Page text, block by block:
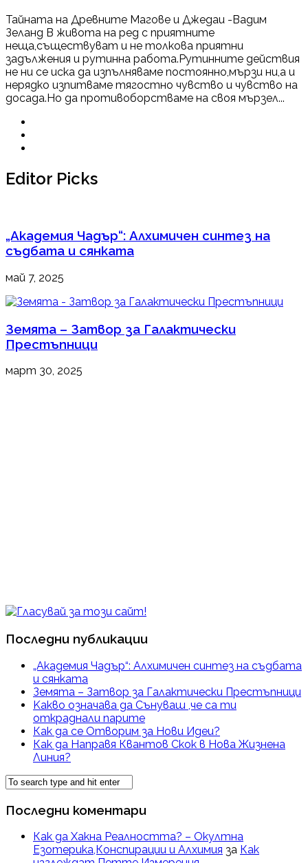
Тайната на Древните Магове и Джедаи -Вадим
Зеланд В живота на ред с приятните
неща,съществуват и не толкова приятни
задължения и рутинна работа.Рутинните действия
не ни се иска да изпълняваме постоянно,мързи ни,а и
нерядко изпитваме тягостно чувство и чувство на
досада.Но да противоборстваме на своя мързел...
Editor Picks
„Академия Чадър“: Алхимичен синтез на
съдбата и сянката
май 7, 2025
Земята – Затвор за Галактически
Престъпници
март 30, 2025
Последни публикации
„Академия Чадър“: Алхимичен синтез на съдбата
и сянката
Земята – Затвор за Галактически Престъпници
Kакво означава да Сънуваш ,че са ти
откраднали парите
Как да се Отворим за Нови Идеи?
Как да Направя Квантов Скок в Нова Жизнена
Линия?
Последни коментари
Как да Хакна Реалността? – Окултна
Езотерика,Конспирации и Алхимия за Как